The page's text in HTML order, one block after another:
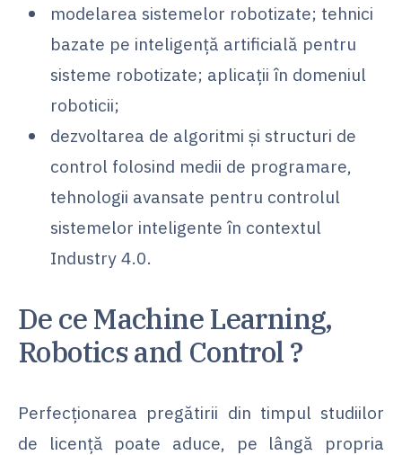
modelarea sistemelor robotizate; tehnici
bazate pe inteligență artificială pentru
sisteme robotizate; aplicații în domeniul
roboticii;
dezvoltarea de algoritmi și structuri de
control folosind medii de programare,
tehnologii avansate pentru controlul
sistemelor inteligente în contextul
Industry 4.0.
De ce Machine Learning,
Robotics and Control ?
Perfecționarea pregătirii din timpul studiilor
de licență poate aduce, pe lângă propria